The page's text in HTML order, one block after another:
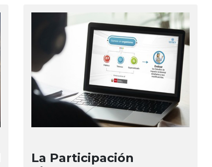
La Participación